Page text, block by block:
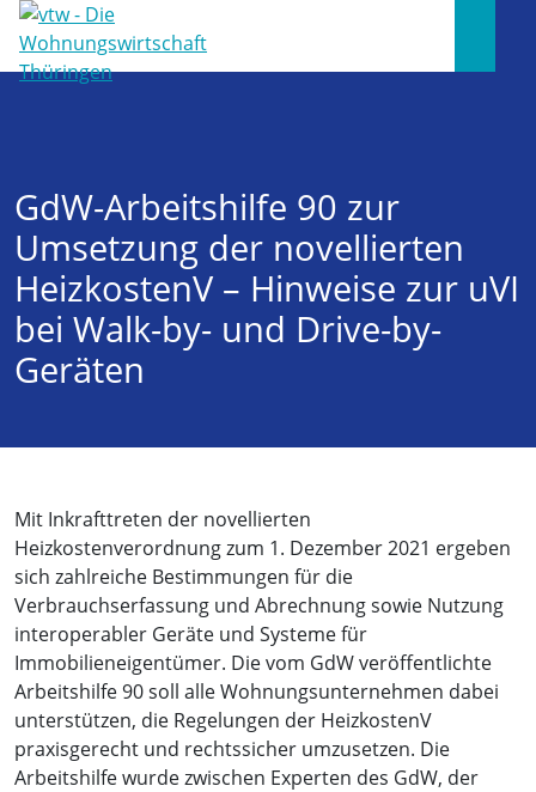
GdW-Arbeitshilfe 90 zur
Umsetzung der novellierten
HeizkostenV – Hinweise zur uVI
bei Walk-by- und Drive-by-
Geräten
Mit Inkrafttreten der novellierten
Heizkostenverordnung zum 1. Dezember 2021 ergeben
sich zahlreiche Bestimmungen für die
Verbrauchserfassung und Abrechnung sowie Nutzung
interoperabler Geräte und Systeme für
Immobilieneigentümer. Die vom GdW veröffentlichte
Arbeitshilfe 90 soll alle Wohnungsunternehmen dabei
unterstützen, die Regelungen der HeizkostenV
praxisgerecht und rechtssicher umzusetzen. Die
Arbeitshilfe wurde zwischen Experten des GdW, der